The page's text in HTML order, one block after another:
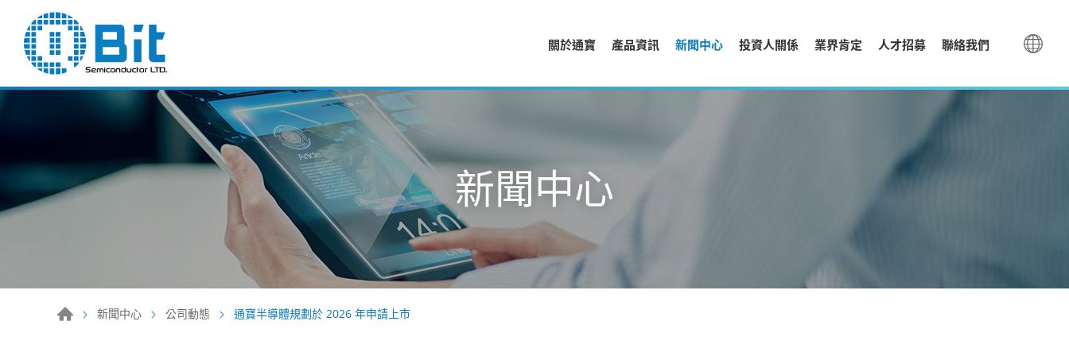
關於通寶 產品資訊 新聞中心 投資人關係 業界肯定 人才招募 聯絡我們
新聞中心
新聞中心 公司動態 通寶半導體規劃於 2026 年申請上市